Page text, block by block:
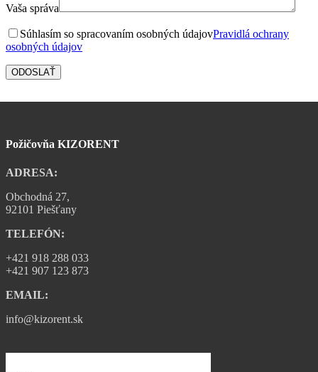
Vaša správa
Súhlasím so spracovaním osobných údajovPravidlá ochrany
osobných údajov
Požičovňa KIZORENT
ADRESA:
Obchodná 27,
92101 Piešťany
TELEFÓN:
+421 918 288 033
+421 907 123 873
EMAIL:
info@kizorent.sk